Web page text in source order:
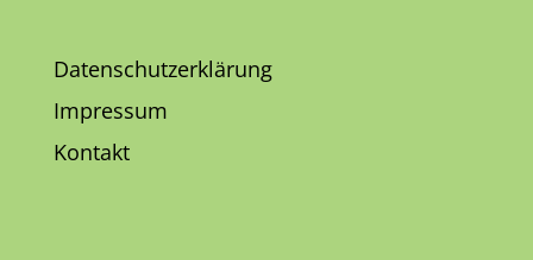
Datenschutzerklärung
Impressum
Kontakt